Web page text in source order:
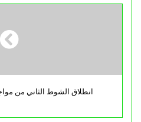
انطلاق الشوط الثاني من